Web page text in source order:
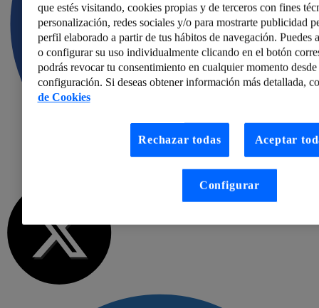
que estés visitando, cookies propias y de terceros con fines
personalización, redes sociales y/o para mostrarte publicidad
perfil elaborado a partir de tus hábitos de navegación. Puedes
o configurar su uso individualmente clicando en el botón
podrás revocar tu consentimiento en cualquier momento
configuración. Si deseas obtener información más detallada,
de Cookies
Rechazar todas Aceptar
Configurar